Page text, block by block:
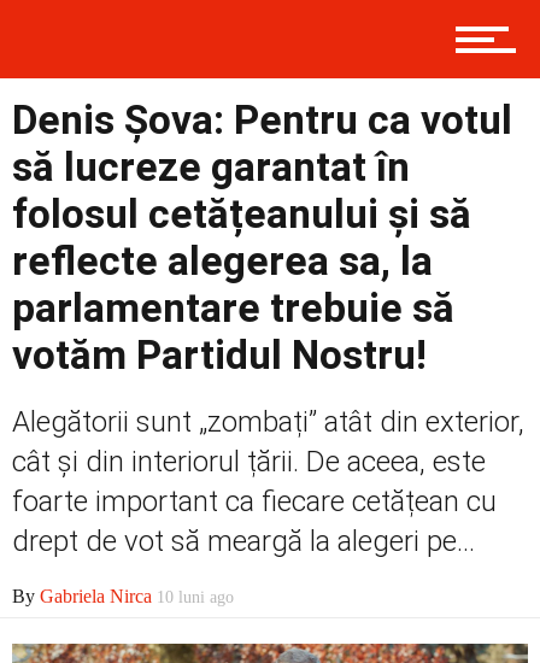
Politică
Externe
Economic
Contact
Denis Șova: Pentru ca votul
să lucreze garantat în
folosul cetățeanului și să
reflecte alegerea sa, la
parlamentare trebuie să
votăm Partidul Nostru!
Alegătorii sunt „zombați” atât din exterior,
cât și din interiorul țării. De aceea, este
foarte important ca fiecare cetățean cu
drept de vot să meargă la alegeri pe...
By Gabriela Nirca 10 luni ago